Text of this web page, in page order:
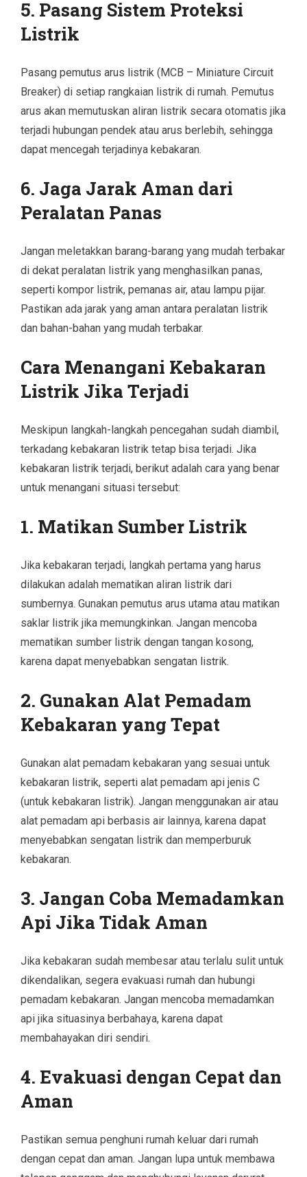
5. Pasang Sistem Proteksi
Listrik
Pasang pemutus arus listrik (MCB – Miniature Circuit
Breaker) di setiap rangkaian listrik di rumah. Pemutus
arus akan memutuskan aliran listrik secara otomatis jika
terjadi hubungan pendek atau arus berlebih, sehingga
dapat mencegah terjadinya kebakaran.
6. Jaga Jarak Aman dari
Peralatan Panas
Jangan meletakkan barang-barang yang mudah terbakar
di dekat peralatan listrik yang menghasilkan panas,
seperti kompor listrik, pemanas air, atau lampu pijar.
Pastikan ada jarak yang aman antara peralatan listrik
dan bahan-bahan yang mudah terbakar.
Cara Menangani Kebakaran
Listrik Jika Terjadi
Meskipun langkah-langkah pencegahan sudah diambil,
terkadang kebakaran listrik tetap bisa terjadi. Jika
kebakaran listrik terjadi, berikut adalah cara yang benar
untuk menangani situasi tersebut:
1. Matikan Sumber Listrik
Jika kebakaran terjadi, langkah pertama yang harus
dilakukan adalah mematikan aliran listrik dari
sumbernya. Gunakan pemutus arus utama atau matikan
saklar listrik jika memungkinkan. Jangan mencoba
mematikan sumber listrik dengan tangan kosong,
karena dapat menyebabkan sengatan listrik.
2. Gunakan Alat Pemadam
Kebakaran yang Tepat
Gunakan alat pemadam kebakaran yang sesuai untuk
kebakaran listrik, seperti alat pemadam api jenis C
(untuk kebakaran listrik). Jangan menggunakan air atau
alat pemadam api berbasis air lainnya, karena dapat
menyebabkan sengatan listrik dan memperburuk
kebakaran.
3. Jangan Coba Memadamkan
Api Jika Tidak Aman
Jika kebakaran sudah membesar atau terlalu sulit untuk
dikendalikan, segera evakuasi rumah dan hubungi
pemadam kebakaran. Jangan mencoba memadamkan
api jika situasinya berbahaya, karena dapat
membahayakan diri sendiri.
4. Evakuasi dengan Cepat dan
Aman
Pastikan semua penghuni rumah keluar dari rumah
dengan cepat dan aman. Jangan lupa untuk membawa